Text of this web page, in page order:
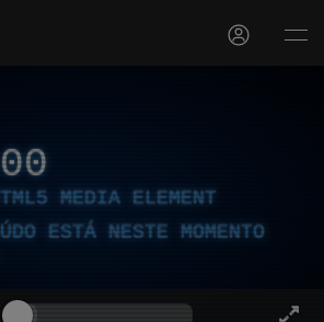
MEDIA ELEMENT
ESTÁ NESTE MOMENTO